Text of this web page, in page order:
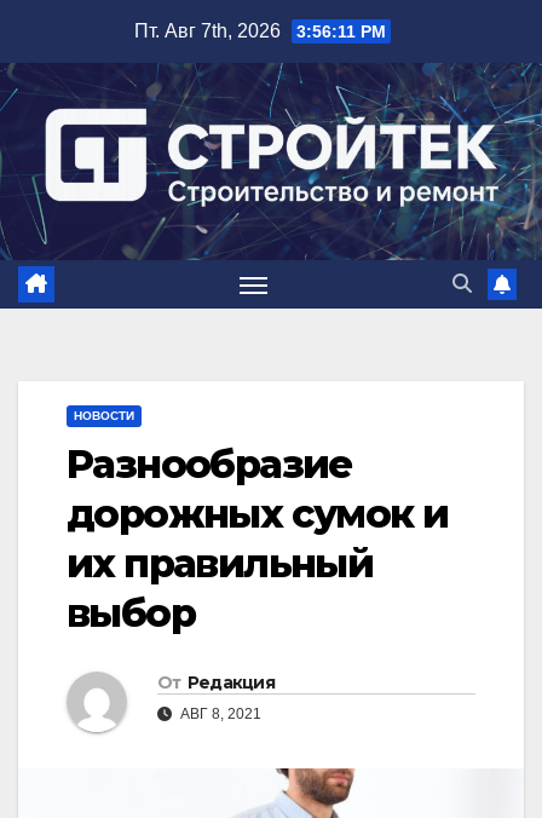
содержимому
Пт. Авг 7th, 2026 3:56:12 PM
НОВОСТИ
Разнообразие
дорожных сумок и
их правильный
выбор
От Редакция
АВГ 8, 2021